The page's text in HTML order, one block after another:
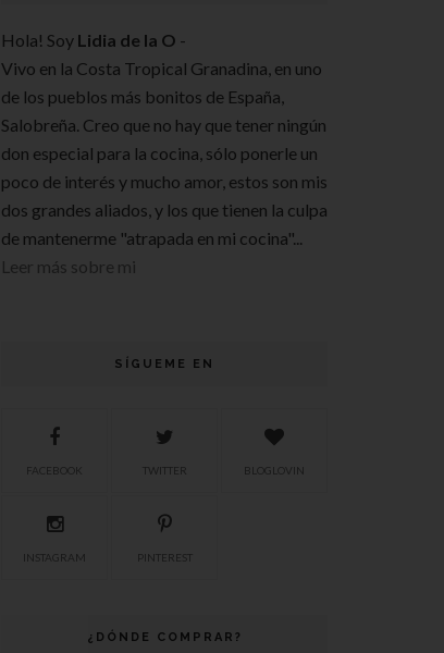
Hola! Soy Lidia de la O -
Vivo en la Costa Tropical Granadina, en uno
de los pueblos más bonitos de España,
Salobreña. Creo que no hay que tener ningún
don especial para la cocina, sólo ponerle un
poco de interés y mucho amor, estos son mis
dos grandes aliados, y los que tienen la culpa
de mantenerme "atrapada en mi cocina"...
Leer más sobre mi
SÍGUEME EN
FACEBOOK TWITTER BLOGLOVIN
INSTAGRAM PINTEREST
¿DÓNDE COMPRAR?